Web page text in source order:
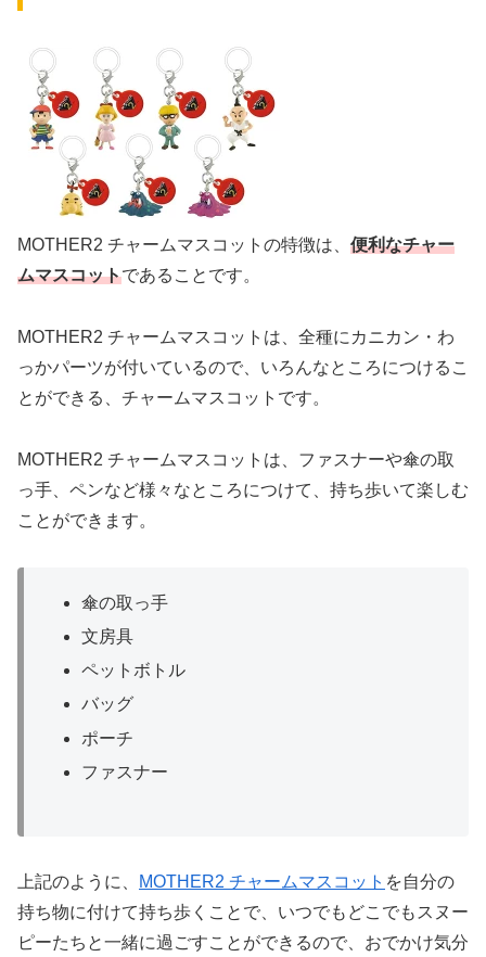
MOTHER2 チャームマスコットの特徴は、 便利なチャー
ムマスコットであることです。
MOTHER2 チャームマスコットは、全種にカニカン・わ
っかパーツが付いているので、いろんなところにつけるこ
とができる、チャームマスコットです。
MOTHER2 チャームマスコットは、ファスナーや傘の取
っ手、ペンなど様々なところにつけて、持ち歩いて楽しむ
ことができます。
傘の取っ手
文房具
ペットボトル
バッグ
ポーチ
ファスナー
上記のように、 MOTHER2 チャームマスコット を自分の
持ち物に付けて持ち歩くことで、いつでもどこでもスヌー
ピーたちと一緒に過ごすことができるので、おでかけ気分